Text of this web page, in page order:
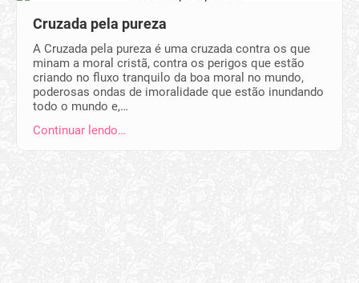
Cruzada pela pureza
A Cruzada pela pureza é uma cruzada contra os que
minam a moral cristã, contra os perigos que estão
criando no fluxo tranquilo da boa moral no mundo,
poderosas ondas de imoralidade que estão inundando
todo o mundo e,…
Continuar lendo…